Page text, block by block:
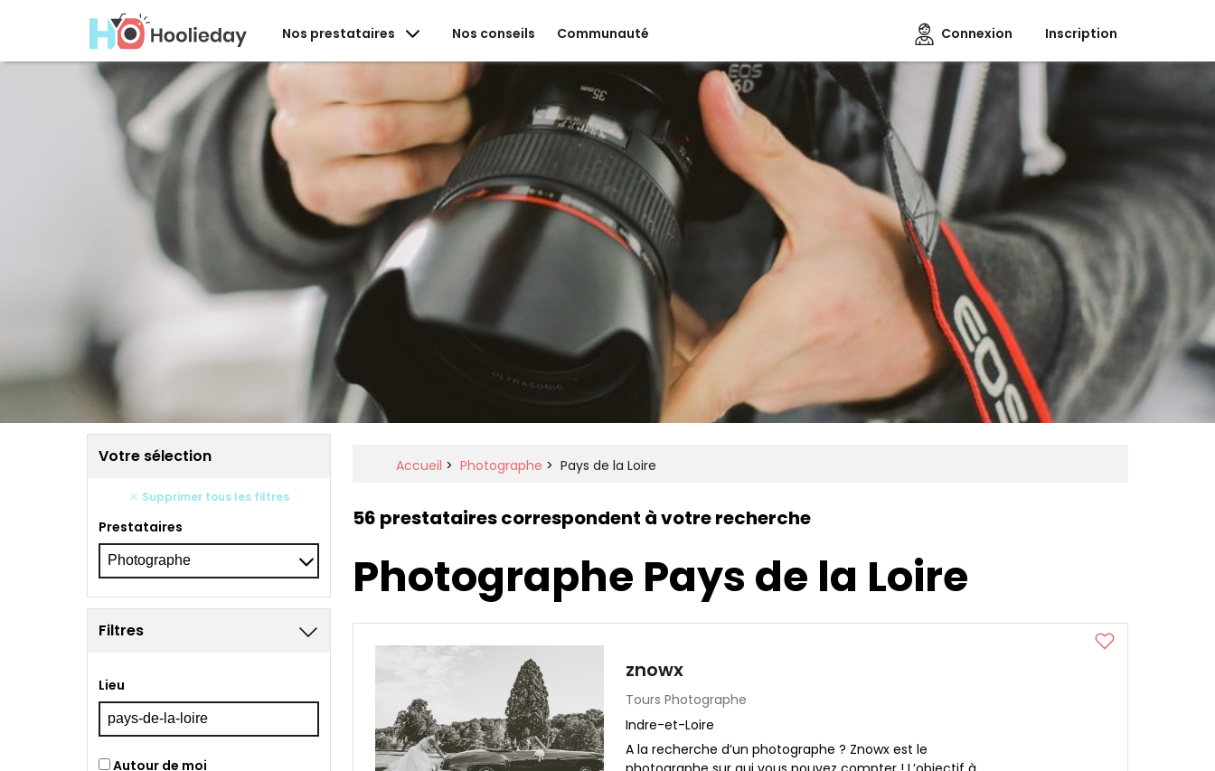
Nos prestataires Nos conseils Communauté Connexion Inscription
Votre sélection
Supprimer tous les filtres
Prestataires
Filtres
Lieu
Autour de moi
Accueil > Photographe > Pays de la Loire
56 prestataires correspondent à votre recherche
Photographe Pays de la Loire
znowx
Tours Photographe
Indre-et-Loire
A la recherche d’un photographe ? Znowx est le